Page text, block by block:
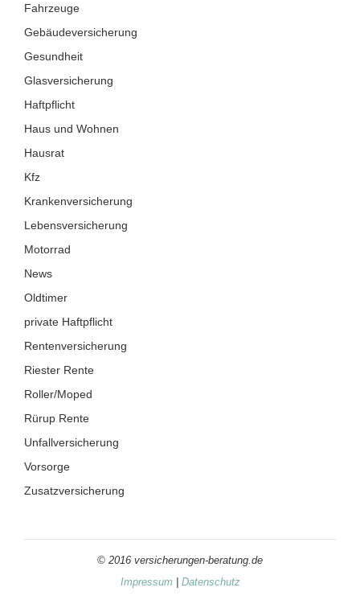
Fahrzeuge
Gebäudeversicherung
Gesundheit
Glasversicherung
Haftpflicht
Haus und Wohnen
Hausrat
Kfz
Krankenversicherung
Lebensversicherung
Motorrad
News
Oldtimer
private Haftpflicht
Rentenversicherung
Riester Rente
Roller/Moped
Rürup Rente
Unfallversicherung
Vorsorge
Zusatzversicherung
© 2016 versicherungen-beratung.de
Impressum | Datenschutz